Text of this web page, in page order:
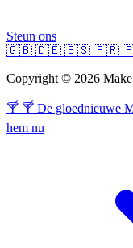
Steun ons
🇬🇧 🇩🇪 🇪🇸 🇫🇷
Copyright © 2026 Make
🍸 🍸 De gloednieuwe
hem nu